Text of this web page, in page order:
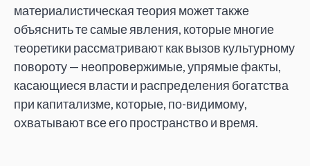
материалистическая теория может также
объяснить те самые явления, которые многие
теоретики рассматривают как вызов культурному
повороту — неопровержимые, упрямые факты,
касающиеся власти и распределения богатства
при капитализме, которые, по-видимому,
охватывают все его пространство и время.